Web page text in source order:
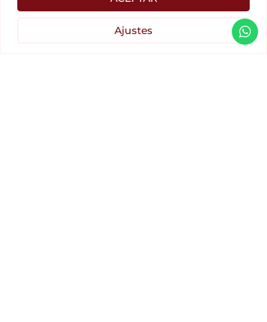
Ajustes
LA SOCIEDAD DEL CANSANCIO:
¿POR QUÉ VIVIMOS
PERMANENTEMENTE